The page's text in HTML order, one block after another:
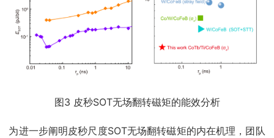
图3 皮秒SOT无场翻转磁矩的能效分析
为进一步阐明皮秒尺度SOT无场翻转磁矩的内在机理，团队